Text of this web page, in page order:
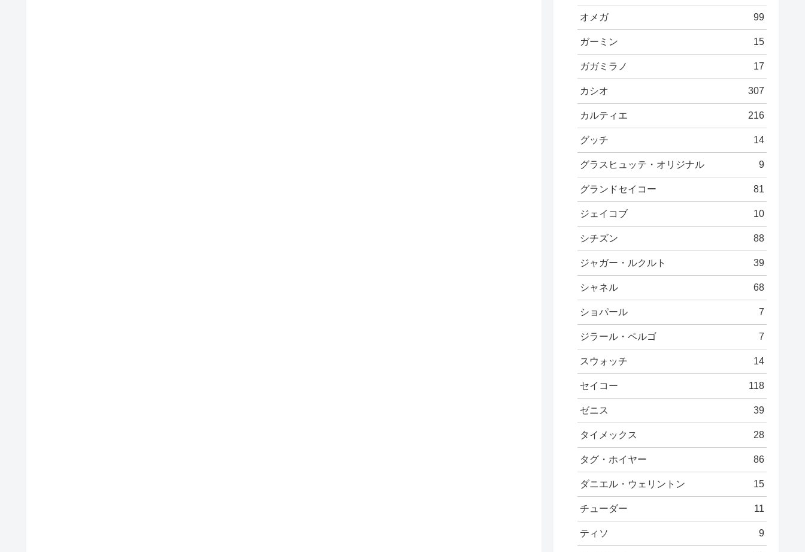
オメガ 99
ガーミン 15
ガガミラノ 17
カシオ 307
カルティエ 216
グッチ 14
グラスヒュッテ・オリジナル 9
グランドセイコー 81
ジェイコブ 10
シチズン 88
ジャガー・ルクルト 39
シャネル 68
ショパール 7
ジラール・ペルゴ 7
スウォッチ 14
セイコー 118
ゼニス 39
タイメックス 28
タグ・ホイヤー 86
ダニエル・ウェリントン 15
チューダー 11
ティソ 9